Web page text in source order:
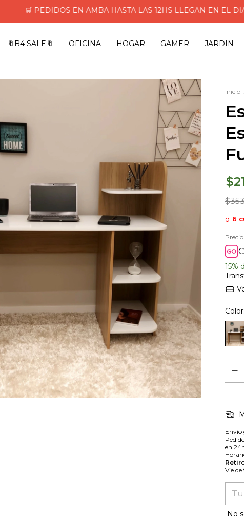
🛒 PEDIDOS EN AMBA HASTA LAS 12HS LLEGAN EN EL DIA!!
🔖B4 SALE🔖 OFICINA HOGAR GAMER JARDIN
Inicio
6
15%
Color:
Envío
en
Vie
No